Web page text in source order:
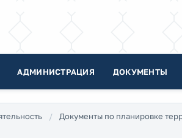
АДМИНИСТРАЦИЯ ДОКУМЕНТЫ
Документы по планировке